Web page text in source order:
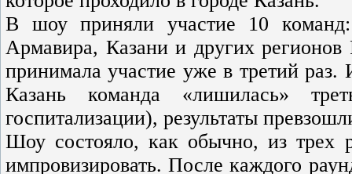
В шоу приняли участие 10
Армавира, Казани и других
принимала участие уже в третий
Казань команда «лишилась»
госпитализации), результаты
Шоу состояло, как обычно, из трех
импровизировать. После каждого